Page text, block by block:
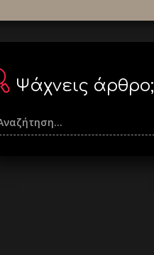
Ψάχνεις άρθρο;